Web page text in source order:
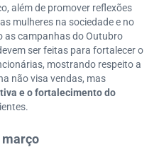
além de promover reflexões
mulheres na sociedade e no
as campanhas do Outubro
ser feitas para fortalecer o
mostrando respeito a
não visa vendas, mas
e o fortalecimento do
março